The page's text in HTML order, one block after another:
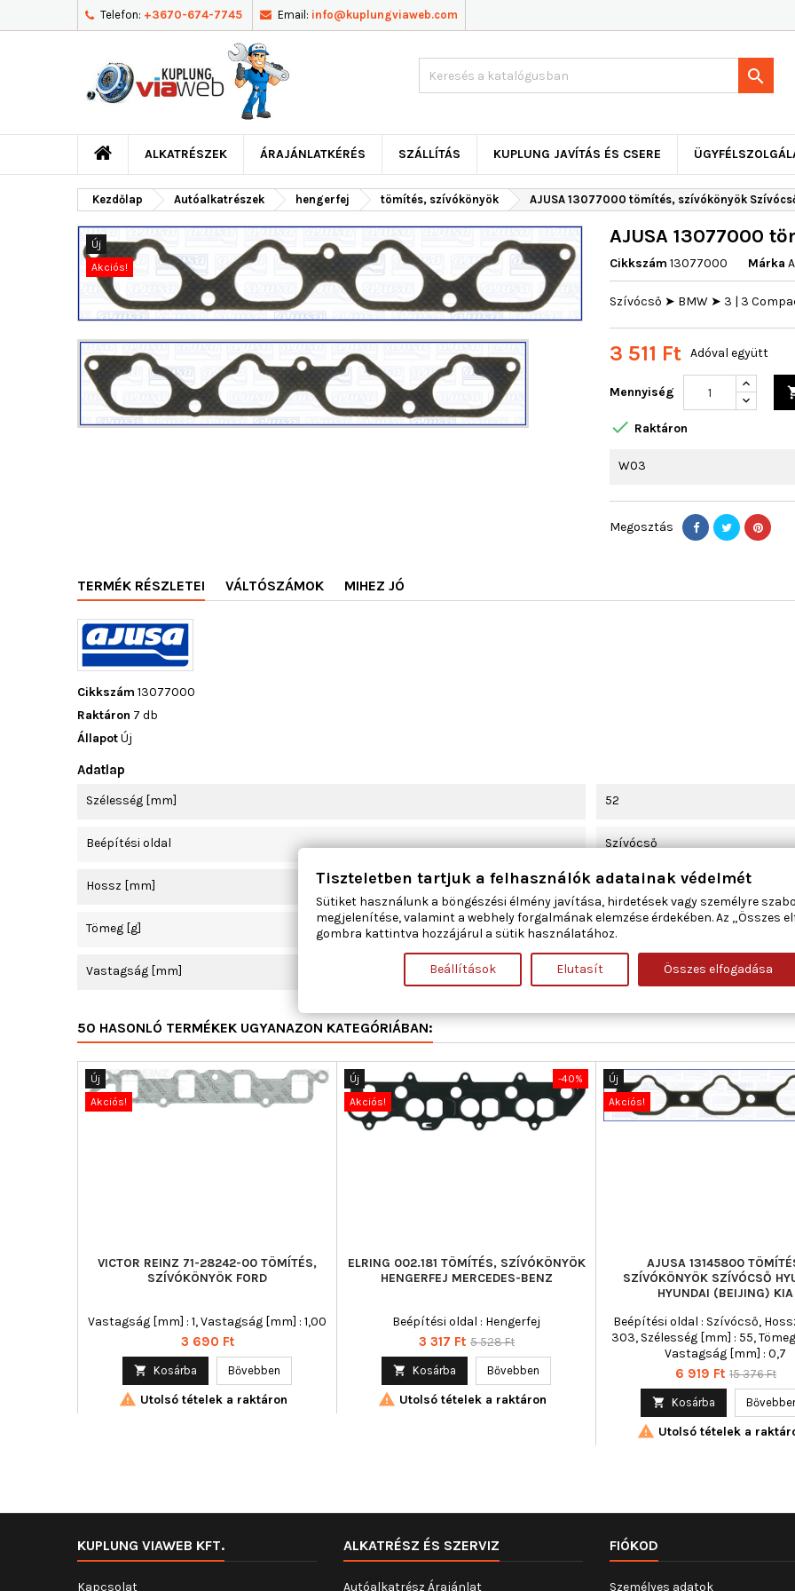
Telefon: +3670-674-7745 Email: info@kuplungviaweb.com

ALKATRÉSZEK ÁRAJÁNLATKÉRÉS SZÁLLÍTÁS KUPLUNG JAVÍTÁS ÉS CSERE
Kezdőlap Autóalkatrészek hengerfej tömítés, szívókönyök AJUSA 13077000 tömítés, szívókönyök
Új
Akciós!
AJUSA 13077000
Cikkszám 13077000 Márka
Szívócső ➤ BMW ➤ 3 | 3
3 511 Ft Adóval együtt
Mennyiség
 Raktáron
W03
Megosztás
TERMÉK RÉSZLETEI VÁLTÓSZÁMOK MIHEZ JÓ
Cikkszám 13077000
Raktáron 7 db
ÁllapotÚj
Adatlap
Szélesség [mm] 52
Beépítési oldal Szívócső
Hossz [mm] 368
Tömeg [g] 26,681
Vastagság [mm]
50 HASONLÓ TERMÉKEK UGYANAZON KATEGÓRIÁBAN:
Új
Akciós!
VICTOR REINZ 71-28242-00 TÖMÍTÉS,
SZÍVÓKÖNYÖK FORD
Vastagság [mm] : 1, Vastagság [mm] : 1,00
Ár
3 690 Ft
 Kosárba Bővebben
 Utolsó tételek a raktáron
-40%
Új
Akciós!
ELRING 002.181 TÖMÍTÉS, SZÍVÓKÖNYÖK
HENGERFEJ MERCEDES-BENZ
Beépítési oldal : Hengerfej
Ár
3 317 Ft Normál
5 528 Ft
 Kosárba Bővebben
 Utolsó tételek a raktáron
Új
Akciós!
AJUSA 13145800
SZÍVÓKÖNYÖK SZÍVÓCSŐ
HYUNDAI (BEIJING) KIA
Beépítési oldal : Szívócső,
303, Szélesség [mm] : 55,
Vastagság [mm] : 0,7
Ár
6 919 Ft Normál
15 376 Ft
 Kosárba
 Utolsó tételek a
KUPLUNG VIAWEB KFT.
Kapcsolat
ALKATRÉSZ ÉS SZERVIZ
Autóalkatrész Árajánlat
FIÓKOD
Személyes adatok
Tiszteletben tartjuk a felhasználók adatainak védelmét
Sütiket használunk a böngészési élmény javítása, hirdetések vagy személyre
megjelenítése, valamint a webhely forgalmának elemzése érdekében. Az „Összes
gombra kattintva hozzájárul a sütik használatához.
Beállítások Elutasít Összes elfogadása